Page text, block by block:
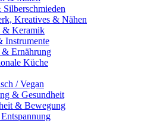
Kreatives & Nähen
& Keramik
Instrumente
Ernährung
Küche
/ Vegan
& Gesundheit
& Bewegung